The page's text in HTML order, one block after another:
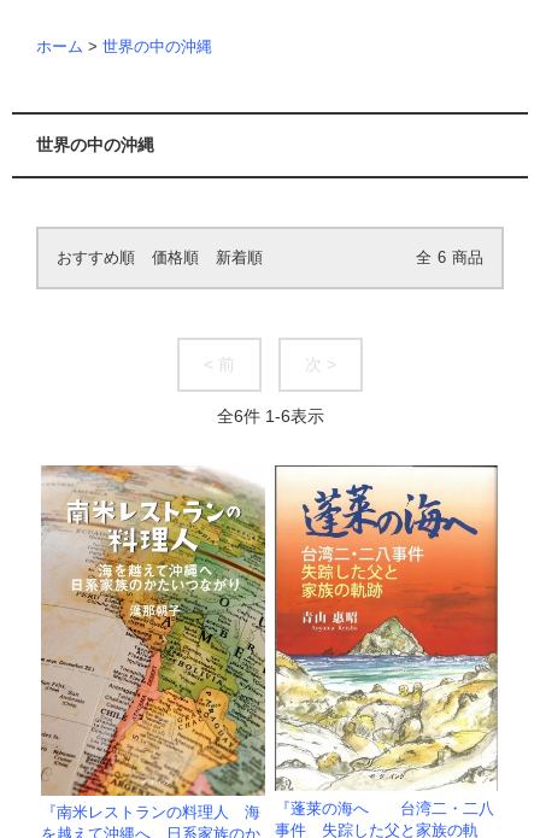
ホーム > 世界の中の沖縄
世界の中の沖縄
おすすめ順 価格順 新着順 全 6 商品
< 前 次 >
全6件 1-6表示
『南米レストランの料理人 海
を越えて沖縄へ 日系家族のか
『蓬莱の海へ 台湾二・二八
事件 失踪した父と家族の軌